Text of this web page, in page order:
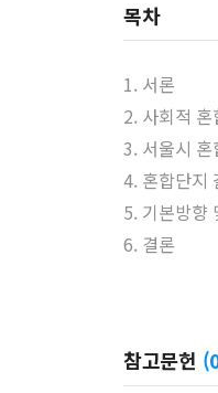
목차
1. 서론
2. 사회적
3. 서울시
4. 혼합단지
5. 기본방향
6. 결론
참고문헌 (